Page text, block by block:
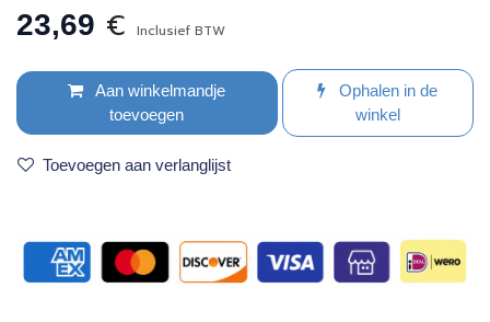
23,69 € Inclusief BTW
Aan winkelmandje
toevoegen
Ophalen in de
winkel
Toevoegen aan verlanglijst